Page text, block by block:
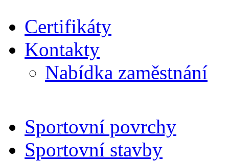
Certifikáty
Kontakty
Nabídka zaměstnání
Sportovní povrchy
Sportovní stavby